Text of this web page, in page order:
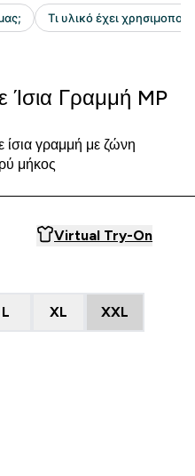
Ίσια Γραμμή MP
γραμμή με ζώνη
μήκος
Virtual Try-On
L XL XXL